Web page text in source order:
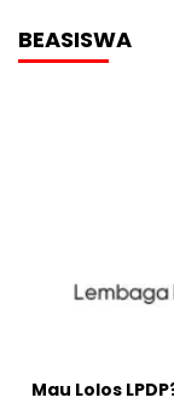
BEASISWA
Mau Lolos